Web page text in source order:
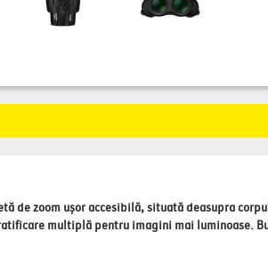
de zoom ușor accesibilă, situată deasupra
multiplă pentru imagini mai luminoase.